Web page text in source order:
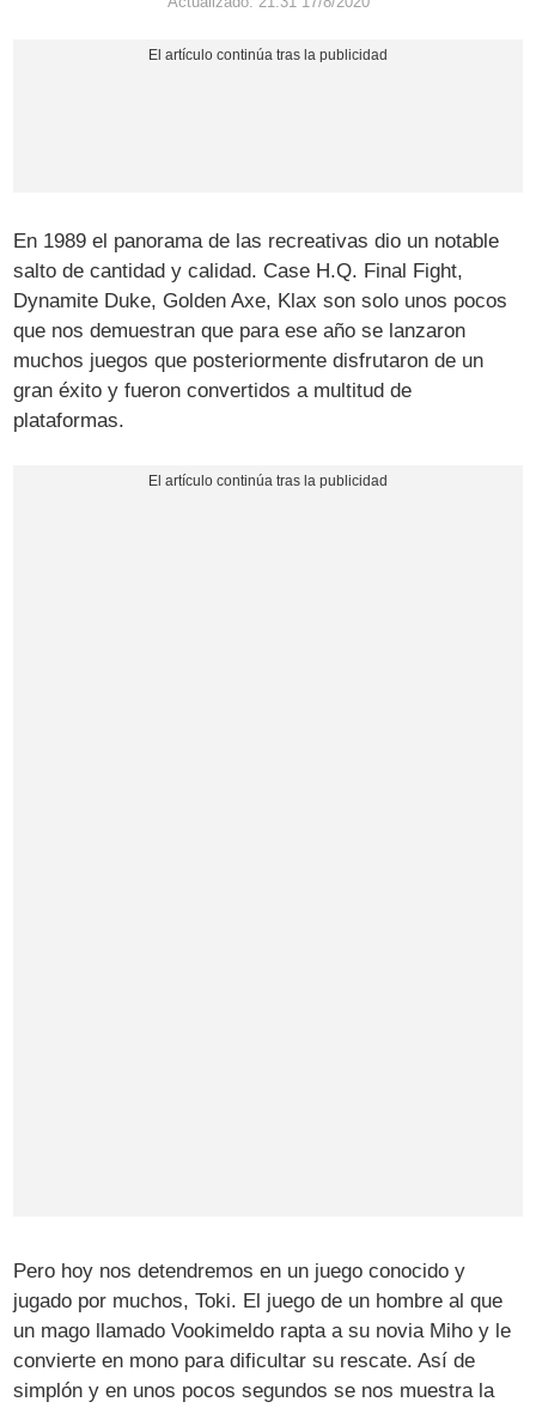
En 1989 el panorama de las recreativas dio un notable
salto de cantidad y calidad. Case H.Q. Final Fight,
Dynamite Duke, Golden Axe, Klax son solo unos pocos
que nos demuestran que para ese año se lanzaron
muchos juegos que posteriormente disfrutaron de un
gran éxito y fueron convertidos a multitud de
plataformas.
Pero hoy nos detendremos en un juego conocido y
jugado por muchos, Toki. El juego de un hombre al que
un mago llamado Vookimeldo rapta a su novia Miho y le
convierte en mono para dificultar su rescate. Así de
simplón y en unos pocos segundos se nos muestra la